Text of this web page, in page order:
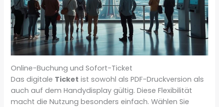
Online-Buchung und Sofort-Ticket
Das digitale Ticket ist sowohl als PDF-Druckversion als
auch auf dem Handydisplay gültig. Diese Flexibilität
macht die Nutzung besonders einfach. Wählen Sie